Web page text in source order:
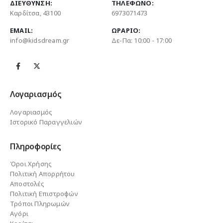
ΔΙΕΎΘΥΝΣΗ:
Καρδίτσα, 43100
ΤΗΛΈΦΩΝΟ:
6973071473
EMAIL:
info@kidsdream.gr
ΩΡΆΡΙΟ:
Δε-Πα: 10:00 - 17:00
Λογαριασμός
Λογαριασμός
Ιστορικό Παραγγελιών
Πληροφορίες
Όροι Χρήσης
Πολιτική Απορρήτου
Αποστολές
Πολιτική Επιστροφών
Τρόποι Πληρωμών
Αγόρι